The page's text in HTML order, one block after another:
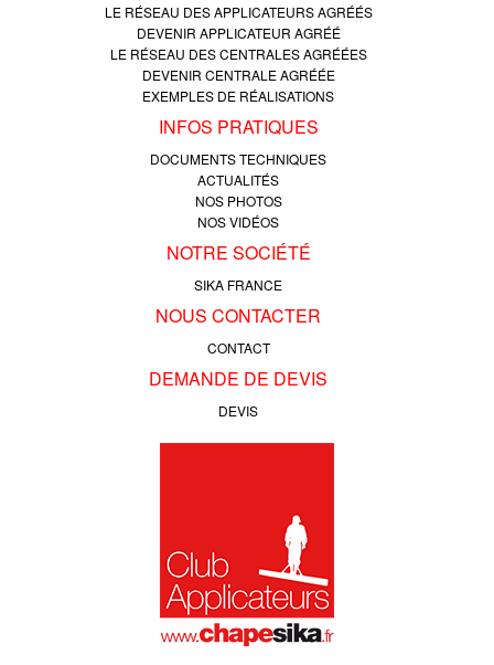
LE RÉSEAU DES APPLICATEURS AGRÉÉS
DEVENIR APPLICATEUR AGRÉÉ
LE RÉSEAU DES CENTRALES AGRÉÉES
DEVENIR CENTRALE AGRÉÉE
EXEMPLES DE RÉALISATIONS
INFOS PRATIQUES
DOCUMENTS TECHNIQUES
ACTUALITÉS
NOS PHOTOS
NOS VIDÉOS
NOTRE SOCIÉTÉ
SIKA FRANCE
NOUS CONTACTER
CONTACT
DEMANDE DE DEVIS
DEVIS